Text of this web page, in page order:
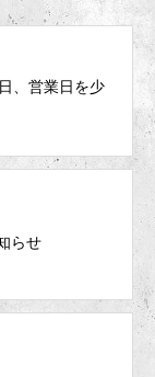
、営業日を少
らせ